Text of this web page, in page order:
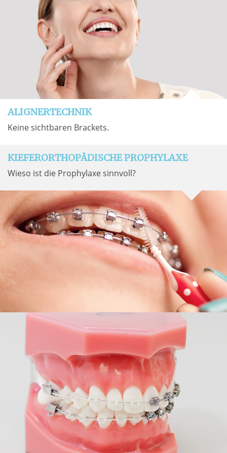
ALIGNERTECHNIK
Keine sichtbaren Brackets.
KIEFERORTHOPÄDISCHE PROPHYLAXE
Wieso ist die Prophylaxe sinnvoll?